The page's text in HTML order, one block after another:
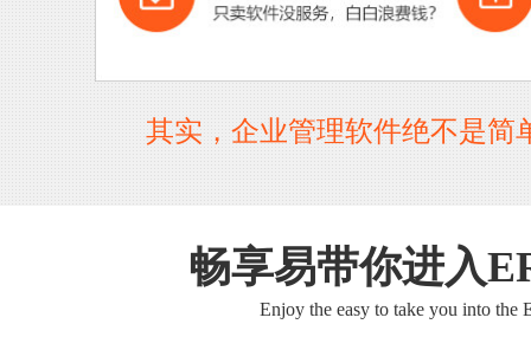
其实，企业管理软件绝不是
畅享易带你进入
Enjoy the easy to take you into the